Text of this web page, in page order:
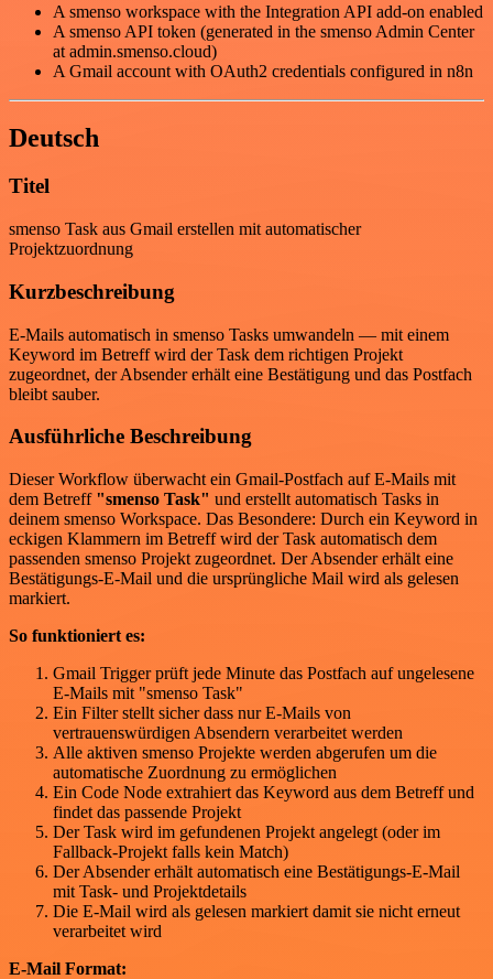
A smenso workspace with the Integration API add-on enabled
A smenso API token (generated in the smenso Admin Center
at admin.smenso.cloud)
A Gmail account with OAuth2 credentials configured in n8n
Deutsch
Titel
smenso Task aus Gmail erstellen mit automatischer
Projektzuordnung
Kurzbeschreibung
E-Mails automatisch in smenso Tasks umwandeln — mit einem
Keyword im Betreff wird der Task dem richtigen Projekt
zugeordnet, der Absender erhält eine Bestätigung und das Postfach
bleibt sauber.
Ausführliche Beschreibung
Dieser Workflow überwacht ein Gmail-Postfach auf E-Mails mit
dem Betreff "smenso Task" und erstellt automatisch Tasks in
deinem smenso Workspace. Das Besondere: Durch ein Keyword in
eckigen Klammern im Betreff wird der Task automatisch dem
passenden smenso Projekt zugeordnet. Der Absender erhält eine
Bestätigungs-E-Mail und die ursprüngliche Mail wird als gelesen
markiert.
So funktioniert es:
Gmail Trigger prüft jede Minute das Postfach auf ungelesene
E-Mails mit "smenso Task"
Ein Filter stellt sicher dass nur E-Mails von
vertrauenswürdigen Absendern verarbeitet werden
Alle aktiven smenso Projekte werden abgerufen um die
automatische Zuordnung zu ermöglichen
Ein Code Node extrahiert das Keyword aus dem Betreff und
findet das passende Projekt
Der Task wird im gefundenen Projekt angelegt (oder im
Fallback-Projekt falls kein Match)
Der Absender erhält automatisch eine Bestätigungs-E-Mail
mit Task- und Projektdetails
Die E-Mail wird als gelesen markiert damit sie nicht erneut
verarbeitet wird
E-Mail Format: